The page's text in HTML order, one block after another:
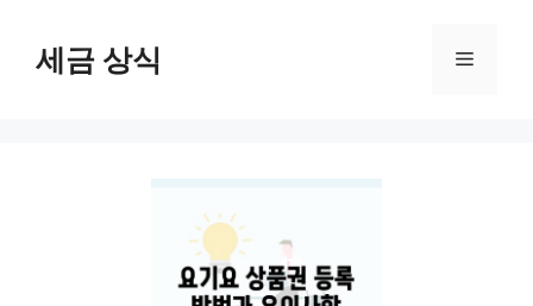
세금 상식 메